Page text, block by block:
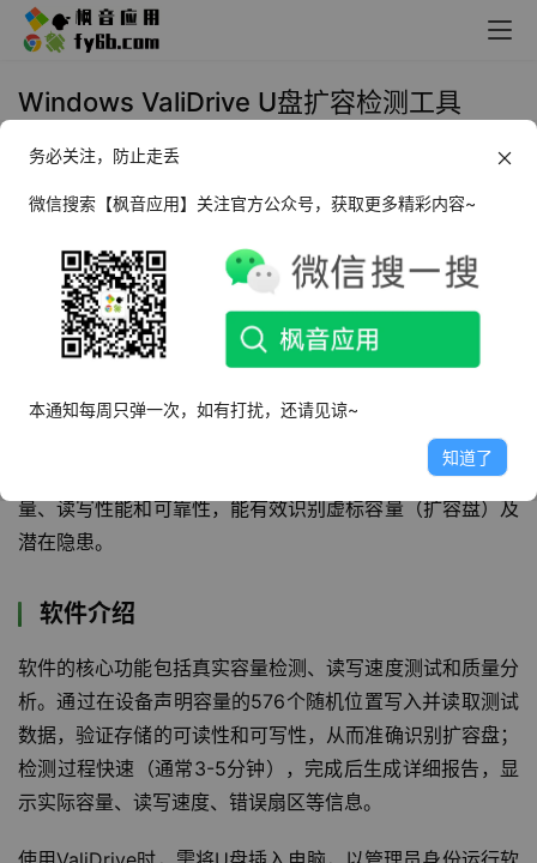
Windows ValiDrive U盘扩容检测工具
2026年1月5日 16:24 实用工具
前言
U盘已成为我们日常生活中不可或缺的存储工具。然而，市
场上充斥着各种容量虚标、质量参差不齐的U盘，给用户带
来了诸多不便。为了解决这一问题，一款名为“
”的软件应运而生。它由Gibson Research开
发，专门用于检测U盘、移动硬盘等USB存储设备的真实容
量、读写性能和可靠性，能有效识别虚标容量（扩容盘）及
潜在隐患。
软件介绍
软件的核心功能包括真实容量检测、读写速度测试和质量分
析。通过在设备声明容量的576个随机位置写入并读取测试
数据，验证存储的可读性和可写性，从而准确识别扩容盘；
检测过程快速（通常3-5分钟），完成后生成详细报告，显
示实际容量、读写速度、错误扇区等信息。
务必关注，防止走丢
微信搜索【枫音应用】关注官方公众号，获取更多精彩内容~
本通知每周只弹一次，如有打扰，还请见谅~
知道了